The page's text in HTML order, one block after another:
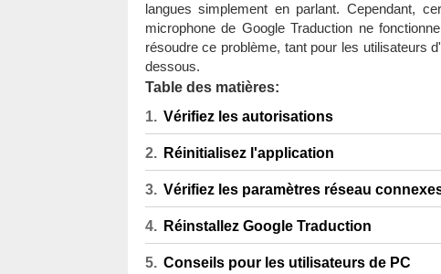
langues simplement en parlant. Cependant,
microphone de Google Traduction ne
résoudre ce problème, tant pour les utilisateurs
dessous.
Table des matières:
Vérifiez les autorisations
Réinitialisez l'application
Vérifiez les paramètres réseau
Réinstallez Google Traduction
Conseils pour les utilisateurs de PC